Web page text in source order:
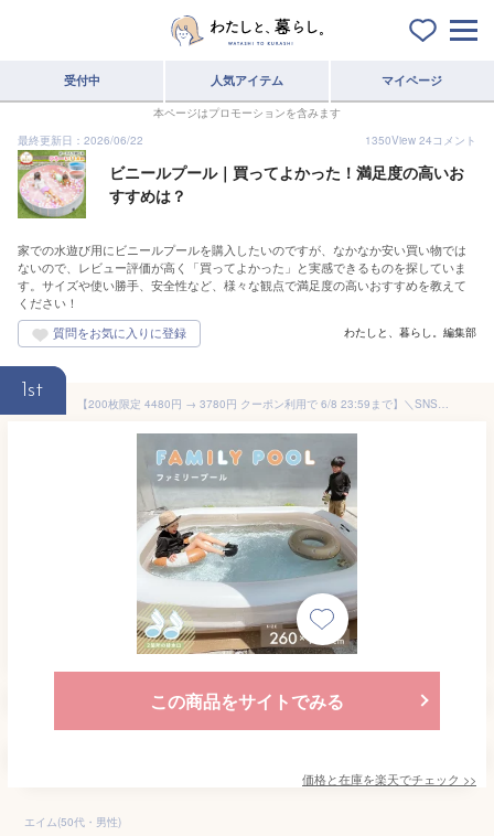
受付中 人気アイテム マイページ
本ページはプロモーションを含みます
最終更新日：2026/06/22
1350View 24コメント
ビニールプール｜買ってよかった！満足度の高いお
すすめは？
家での水遊び用にビニールプールを購入したいのですが、なかなか安い買い物では
ないので、レビュー評価が高く「買ってよかった」と実感できるものを探していま
す。サイズや使い勝手、安全性など、様々な観点で満足度の高いおすすめを教えて
ください！
わたしと、暮らし。編集部
1st
【200枚限定 4480円 → 3780円 クーポン利用で 6/8 23:59まで】＼SNSで話題沸騰中／リペアシール付き プール 大型 ビニールプール 子供用 大型プール ファミリープール ベランダ 庭 ガレージ エアープール 家庭用プール 子供用 折りたたみ 海水浴 小学生
この商品をサイトでみる
価格と在庫を楽天でチェック >>
エイム(50代・男性)